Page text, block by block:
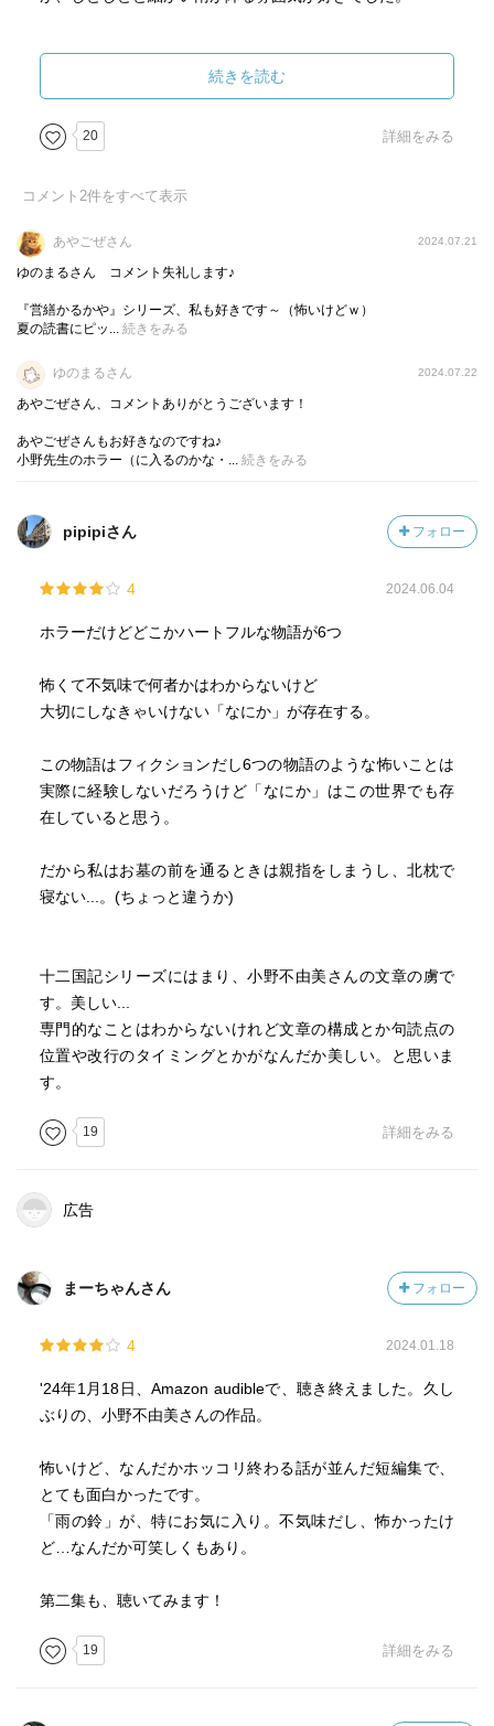
解決に向かうのがほんの少し物足りなくもありました。”解
決しない一編”があっても後味の悪さがあってよかったので
は、とは個人的な感想。
さっそく次巻も買ってきたので、しっかり肝を冷やしてこ
続きを読む
20 詳細をみる
コメント 2件をすべて表示
あやごぜさん 2024.07.21
ゆのまるさん コメント失礼します♪
『営繕かるかや』シリーズ、私も好きです～（怖いけどｗ）
夏の読書にピッ... 続きをみる
ゆのまるさん 2024.07.22
あやごぜさん、コメントありがとうございます！
あやごぜさんもお好きなのですね♪
小野先生のホラー（に入るのかな・... 続きをみる
pipipiさん フォロー
4 2024.06.04
ホラーだけどどこかハートフルな物語が6つ
怖くて不気味で何者かはわからないけど
大切にしなきゃいけない「なにか」が存在する。
この物語はフィクションだし6つの物語のような怖いことは
実際に経験しないだろうけど「なにか」はこの世界でも存
在していると思う。
だから私はお墓の前を通るときは親指をしまうし、北枕で
寝ない...。(ちょっと違うか)
十二国記シリーズにはまり、小野不由美さんの文章の虜で
す。美しい...
専門的なことはわからないけれど文章の構成とか句読点の
位置や改行のタイミングとかがなんだか美しい。と思いま
す。
19 詳細をみる
広告
まーちゃんさん フォロー
4 2024.01.18
'24年1月18日、Amazon audibleで、聴き終えました。久し
ぶりの、小野不由美さんの作品。
怖いけど、なんだかホッコリ終わる話が並んだ短編集で、
とても面白かったです。
「雨の鈴」が、特にお気に入り。不気味だし、怖かったけ
ど…なんだか可笑しくもあり。
第二集も、聴いてみます！
19 詳細をみる